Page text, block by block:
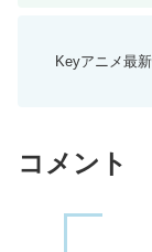
Keyアニメ最
コメント